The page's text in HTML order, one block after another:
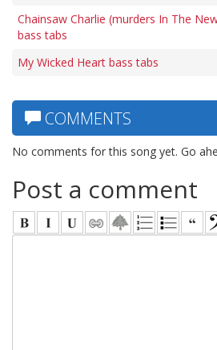
Chainsaw Charlie (murders In The
bass tabs
My Wicked Heart bass tabs
COMMENTS
No comments for this song yet. Go
Post a comment